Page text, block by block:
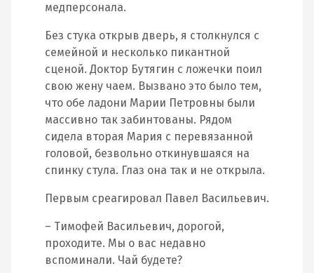
медперсонала.
Без стука открыв дверь, я столкнулся с
семейной и несколько пикантной
сценой. Доктор Бутягин с ложечки поил
свою жену чаем. Вызвано это было тем,
что обе ладони Марии Петровны были
массивно так забинтованы. Рядом
сидела вторая Мария с перевязанной
головой, безвольно откинувшаяся на
спинку стула. Глаз она так и не открыла.
Первым среагировал Павел Васильевич.
– Тимофей Васильевич, дорогой,
проходите. Мы о вас недавно
вспоминали. Чай будете?